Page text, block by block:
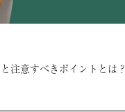
注意すべきポイントとは？